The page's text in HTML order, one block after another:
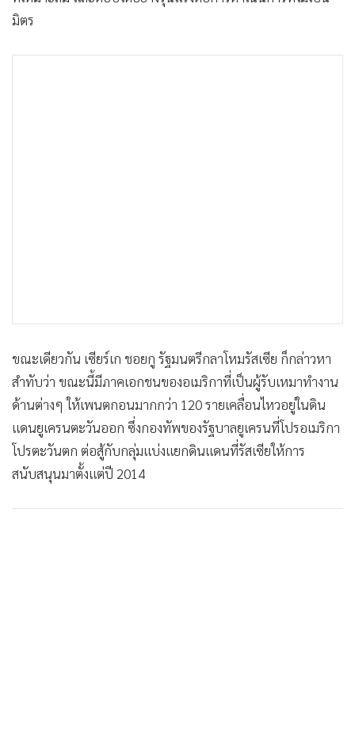
มิตร
ขณะเดียวกัน เซียร์เก ชอยกู รัฐมนตรีกลาโหมรัสเซีย ก็กล่าวหา
สำทับว่า ขณะนี้มีภาคเอกชนของอเมริกาที่เป็นผู้รับเหมาทำงาน
ด้านต่างๆ ให้เพนตกอนมากกว่า 120 รายเคลื่อนไหวอยู่ในดิน
แดนยูเครนตะวันออก ซึ่งกองทัพของรัฐบาลยูเครนที่โปรอเมริกา
โปรตะวันตก ต่อสู้กับกลุ่มแบ่งแยกดินแดนที่รัสเซียให้การ
สนับสนุนมาตั้งแต่ปี 2014